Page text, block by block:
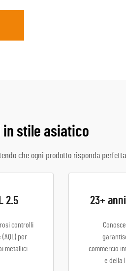
in stile asiatico
che ogni prodotto risponda
2.5
controlli
per
metallici
23+
commercio
e della